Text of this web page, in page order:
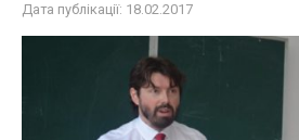
Дата публікації: 18.02.2017